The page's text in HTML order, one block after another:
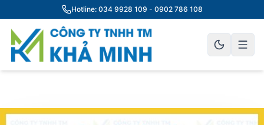
Hotline: 034 9928 109 - 0902 786 108